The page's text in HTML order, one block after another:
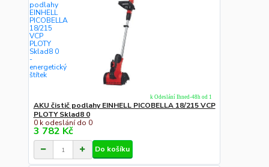
AKU čistič podlahy EINHELL PICOBELLA 18/215 VCP
PLOTY Sklad8 0
0 k odeslání do 0
3 782 Kč
k Odeslání Ihned-48h od 1
Do košíku